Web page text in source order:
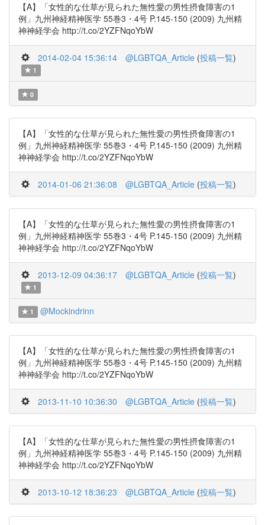
【A】「女性的な仕草が見られた無性愛の男性摂食障害の1
例」九州神経精神医学 55巻3・4号 P.145-150 (2009) 九州精
神神経学会 http://t.co/2YZFNqoYbW
2014-02-04 15:36:14 @LGBTQA_Article (投稿一覧)
1
0
【A】「女性的な仕草が見られた無性愛の男性摂食障害の1
例」九州神経精神医学 55巻3・4号 P.145-150 (2009) 九州精
神神経学会 http://t.co/2YZFNqoYbW
2014-01-06 21:36:08 @LGBTQA_Article (投稿一覧)
【A】「女性的な仕草が見られた無性愛の男性摂食障害の1
例」九州神経精神医学 55巻3・4号 P.145-150 (2009) 九州精
神神経学会 http://t.co/2YZFNqoYbW
2013-12-09 04:36:17 @LGBTQA_Article (投稿一覧)
1
1 @Mockindrinn
【A】「女性的な仕草が見られた無性愛の男性摂食障害の1
例」九州神経精神医学 55巻3・4号 P.145-150 (2009) 九州精
神神経学会 http://t.co/2YZFNqoYbW
2013-11-10 10:36:30 @LGBTQA_Article (投稿一覧)
【A】「女性的な仕草が見られた無性愛の男性摂食障害の1
例」九州神経精神医学 55巻3・4号 P.145-150 (2009) 九州精
神神経学会 http://t.co/2YZFNqoYbW
2013-10-12 18:36:23 @LGBTQA_Article (投稿一覧)